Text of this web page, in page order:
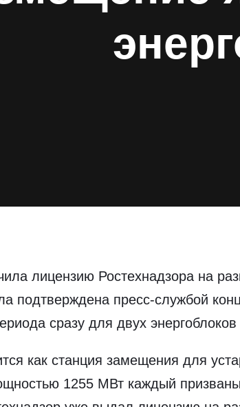
лицензию Ростехнадзора на
подтверждена пресс-службой
сразу для двух
как станция замещения для
1255 МВт каждый